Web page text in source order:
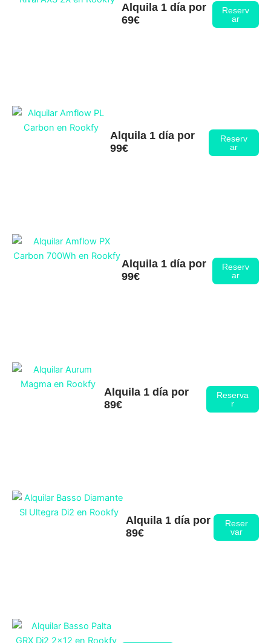
Alquila 1 día por
69€
Reserv
ar
Alquila 1 día por
99€
Reserv
ar
Alquila 1 día por
99€
Reserv
ar
Alquila 1 día por
89€
Reserva
r
Alquila 1 día por
89€
Reser
var